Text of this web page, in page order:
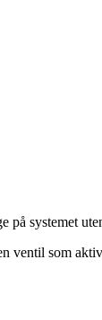
systemet
ventil som